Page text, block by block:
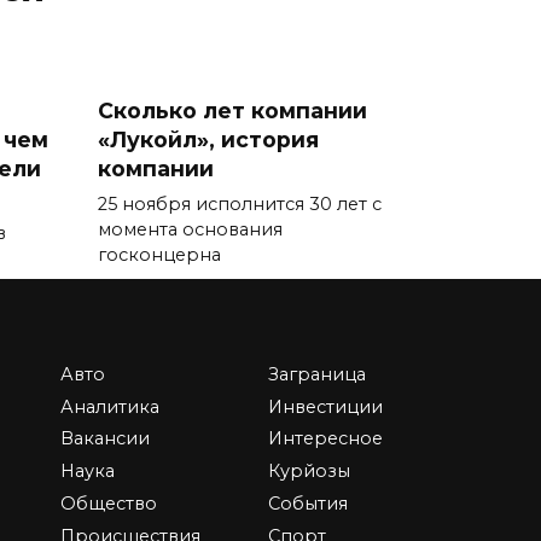
Сколько лет компании
«Лукойл», история
компании
25 ноября исполнится 30 лет с
момента основания
госконцерна
Что будет с нашими
деньгами в 2023 году —
новый прогноз от
Авто
Аналитика
Вакансии
Наука
Общество
Происшествия
Заграница
Инвестиции
Интересное
Курйозы
События
Спорт